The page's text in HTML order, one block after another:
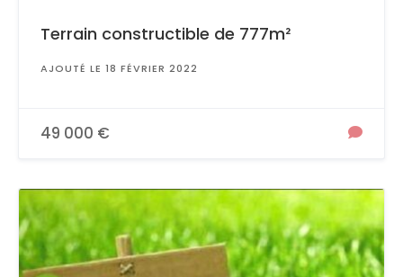
Terrain constructible de 777m²
AJOUTÉ LE 18 FÉVRIER 2022
49 000 €